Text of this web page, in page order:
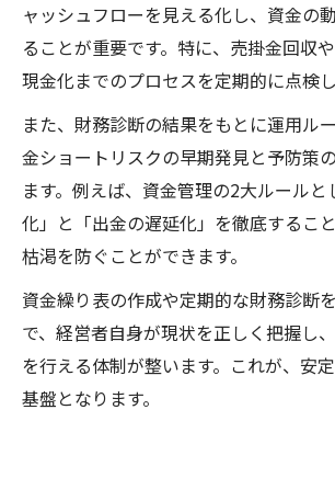
ャッシュフローを見える化し、資金の
ることが重要です。特に、売掛金回収や
現金化までのプロセスを定期的に点検し
また、財務診断の結果をもとに運用ル
金ショートリスクの早期発見と予防策
ます。例えば、資金管理の2大ルール
化」と「出金の遅延化」を徹底するこ
枯渇を防ぐことができます。
資金繰り表の作成や定期的な財務診断
で、経営者自身が現状を正しく把握し
を行える体制が整います。これが、安
基盤となります。